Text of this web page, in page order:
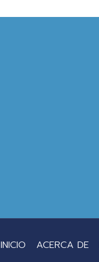
INICIO ACERCA DE